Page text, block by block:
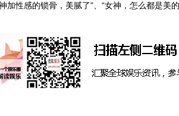
加性感的锁骨，美腻了”、“女神，怎么都是美